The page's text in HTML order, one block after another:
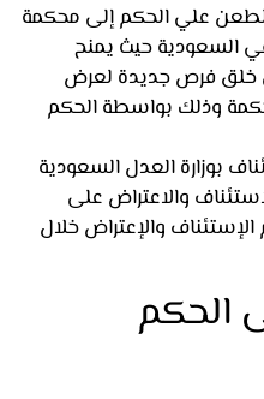
علي الحكم إلى محكمة
حيث يمنح
فرص جديدة لعرض
وذلك بواسطة الحكم
العدل السعودية
والاعتراض على
والإعتراض خلال